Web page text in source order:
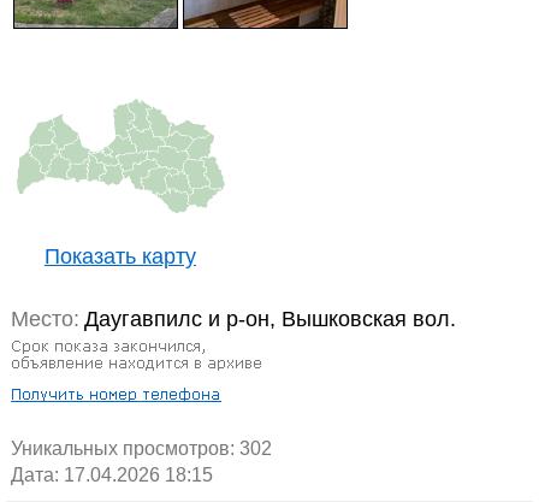
Показать карту
Место: Даугавпилс и р-он, Вышковская вол.
Уникальных просмотров: 302
Дата: 17.04.2026 18:15